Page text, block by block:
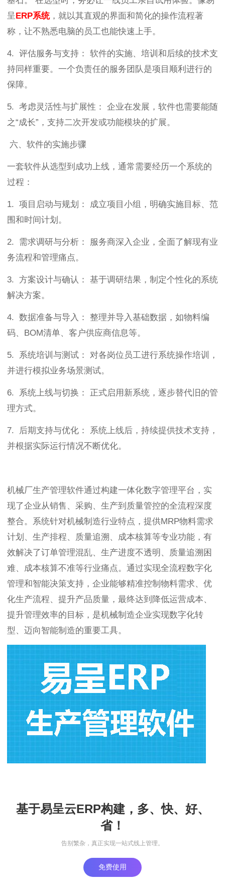
呈ERP系统，就以其直观的界面和简化的操作流程著
称，让不熟悉电脑的员工也能快速上手。
4. 评估服务与支持： 软件的实施、培训和后续的技术支
持同样重要。一个负责任的服务团队是项目顺利进行的
保障。
5. 考虑灵活性与扩展性： 企业在发展，软件也需要能随
之“成长”，支持二次开发或功能模块的扩展。
六、软件的实施步骤
一套软件从选型到成功上线，通常需要经历一个系统的
过程：
1. 项目启动与规划： 成立项目小组，明确实施目标、范
围和时间计划。
2. 需求调研与分析： 服务商深入企业，全面了解现有业
务流程和管理痛点。
3. 方案设计与确认： 基于调研结果，制定个性化的系统
解决方案。
4. 数据准备与导入： 整理并导入基础数据，如物料编
码、BOM清单、客户供应商信息等。
5. 系统培训与测试： 对各岗位员工进行系统操作培训，
并进行模拟业务场景测试。
6. 系统上线与切换： 正式启用新系统，逐步替代旧的管
理方式。
7. 后期支持与优化： 系统上线后，持续提供技术支持，
并根据实际运行情况不断优化。
机械厂生产管理软件通过构建一体化数字管理平台，实
现了企业从销售、采购、生产到质量管控的全流程深度
整合。系统针对机械制造行业特点，提供MRP物料需求
计划、生产排程、质量追溯、成本核算等专业功能，有
效解决了订单管理混乱、生产进度不透明、质量追溯困
难、成本核算不准等行业痛点。通过实现全流程数字化
管理和智能决策支持，企业能够精准控制物料需求、优
化生产流程、提升产品质量，最终达到降低运营成本、
提升管理效率的目标，是机械制造企业实现数字化转
型、迈向智能制造的重要工具。
基于易呈云ERP构建，多、快、好、
省！
告别繁杂，真正实现一站式线上管理。
免费使用